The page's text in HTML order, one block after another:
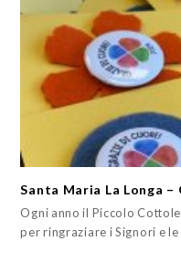
Santa Maria La Longa
Ogni anno il Piccolo
per ringraziare i Signori e